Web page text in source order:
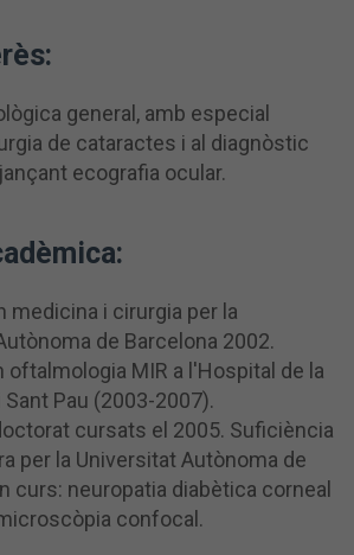
general, amb especial
de cataractes i al diagnòstic
ecografia ocular.
medicina i cirurgia per la
de Barcelona 2002.
oftalmologia MIR a l'Hospital de la
Sant Pau (2003-2007).
cursats el 2005. Suficiència
per la Universitat Autònoma de
curs: neuropatia diabètica corneal
confocal.